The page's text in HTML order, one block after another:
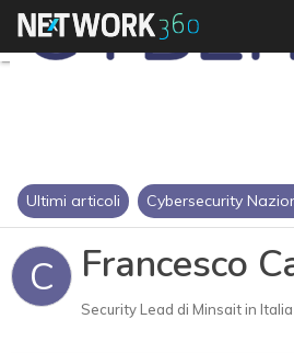
Ultimi articoli Cybersecurity
C Francesco
Security Lead di Minsait in Italia